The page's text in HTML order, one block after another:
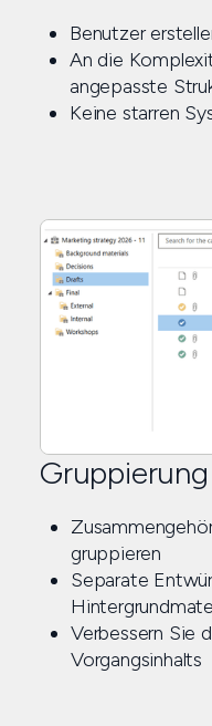
Benutzer
An die
angepasste
Keine starren
gruppieren
Separate
Verbessern Sie
Vorgangsinhalts